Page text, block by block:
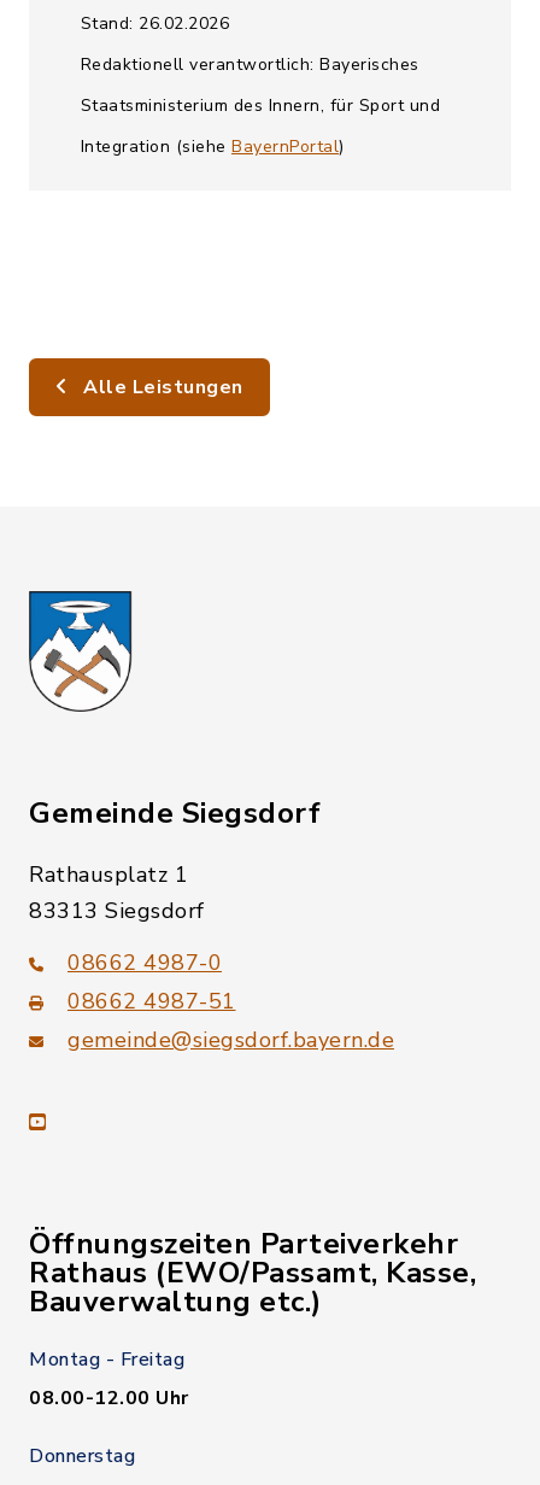
Stand: 26.02.2026
Redaktionell verantwortlich: Bayerisches
Staatsministerium des Innern, für Sport und
Integration (siehe BayernPortal)
Alle Leistungen
Gemeinde Siegsdorf
Rathausplatz 1
83313 Siegsdorf
08662 4987-0
08662 4987-51
gemeinde@siegsdorf.bayern.de
youtube
Öffnungszeiten Parteiverkehr
Rathaus (EWO/Passamt, Kasse,
Bauverwaltung etc.)
Montag - Freitag
08.00-12.00 Uhr
Donnerstag